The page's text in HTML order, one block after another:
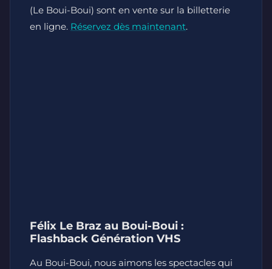
(Le Boui-Boui) sont en vente sur la billetterie
en ligne. Réservez dès maintenant.
Félix Le Braz au Boui-Boui :
Flashback Génération VHS
Au Boui-Boui, nous aimons les spectacles qui